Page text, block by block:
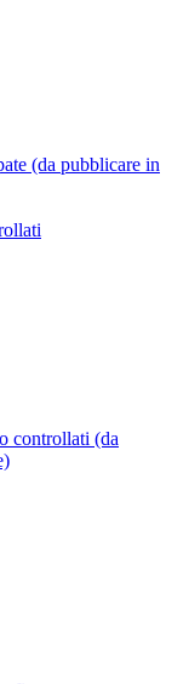
(da pubblicare in
controllati (da